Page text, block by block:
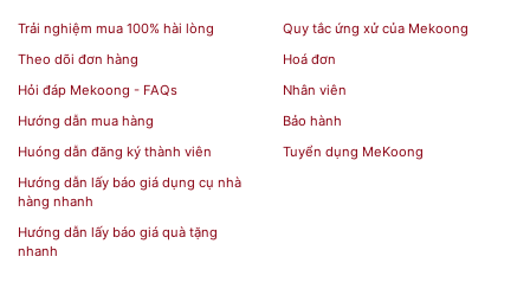
nhiều mặt hàng về bình thu hút tài lộc gốm sứ
nhưng nhìn chung chỉ có cácloại bình hút tài lộc
Bát Tràng phổ biến nhất là:
Bình hút tài lộc Bát Tràng đắp nổi
Bình hút tài lộc mạ vàng
Bình hút tài lộc Bát Tràng vẽ vàng
Trải nghiệm mua 100% hài lòng
Theo dõi đơn hàng
Hỏi đáp Mekoong - FAQs
Hướng dẫn mua hàng
Huóng dẫn đăng ký thành viên
Hướng dẫn lấy báo giá dụng cụ nhà
hàng nhanh
Hướng dẫn lấy báo giá quà tặng
nhanh
Quy tắc ứng xử của Mekoong
Hoá đơn
Nhân viên
Bảo hành
Tuyển dụng MeKoong